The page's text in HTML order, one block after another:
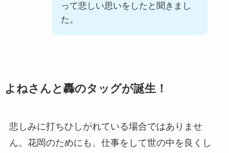
って悲しい思いをしたと聞きまし
た。
よねさんと轟のタッグが誕生！
悲しみに打ちひしがれている場合ではありませ
ん。花岡のためにも、仕事をして世の中を良くし